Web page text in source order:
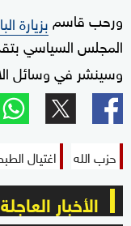
ورحب قاسم بزيارة
المجلس السياسي
وسينشر في وسائل
حزب الله اغتيال
الأخبار العاجلة